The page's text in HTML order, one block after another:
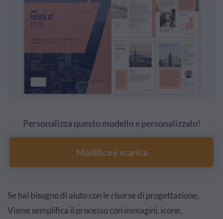
Personalizza questo modello e personalizzalo!
Modifica e scarica
Se hai bisogno di aiuto con le risorse di progettazione,
Visme semplifica il processo con immagini, icone,